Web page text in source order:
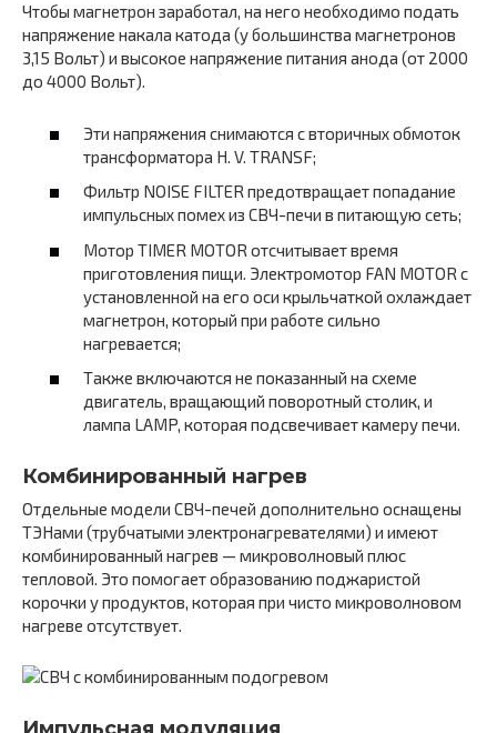
Чтобы магнетрон заработал, на него необходимо подать
напряжение накала катода (у большинства магнетронов
3,15 Вольт) и высокое напряжение питания анода (от 2000
до 4000 Вольт).
Эти напряжения снимаются с вторичных обмоток
трансформатора H. V. TRANSF;
Фильтр NOISE FILTER предотвращает попадание
импульсных помех из СВЧ-печи в питающую сеть;
Мотор TIMER MOTOR отсчитывает время
приготовления пищи. Электромотор FAN MOTOR с
установленной на его оси крыльчаткой охлаждает
магнетрон, который при работе сильно
нагревается;
Также включаются не показанный на схеме
двигатель, вращающий поворотный столик, и
лампа LAMP, которая подсвечивает камеру печи.
Комбинированный нагрев
Отдельные модели СВЧ-печей дополнительно оснащены
ТЭНами (трубчатыми электронагревателями) и имеют
комбинированный нагрев — микроволновый плюс
тепловой. Это помогает образованию поджаристой
корочки у продуктов, которая при чисто микроволновом
нагреве отсутствует.